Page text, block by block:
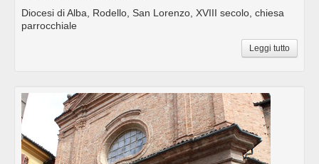
Diocesi di Alba, Rodello, San Lorenzo, XVIII secolo, chiesa
parrocchiale
Leggi tutto